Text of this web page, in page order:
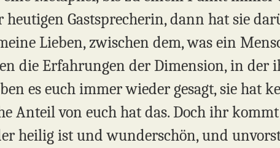
Gastsprecherin, dann hat sie
Lieben, zwischen dem, was ein
die Erfahrungen der Dimension, in der
es euch immer wieder gesagt, sie hat
Anteil von euch hat das. Doch ihr
heilig ist und wunderschön, und